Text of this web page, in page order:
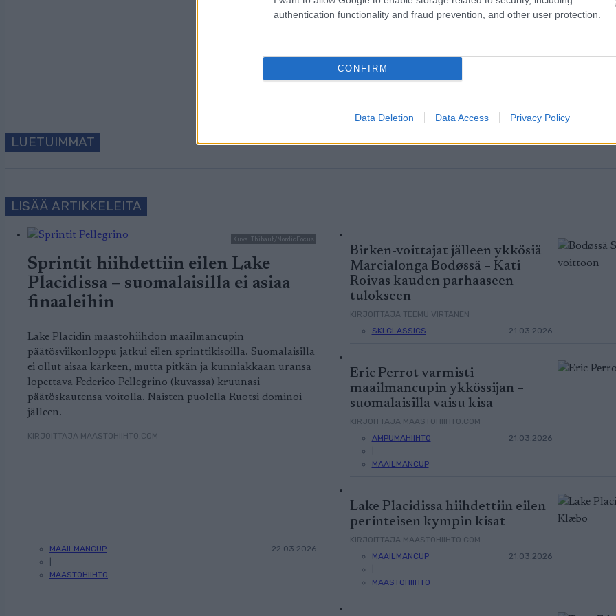
authentication functionality and fraud prevention, and other user protection.
CONFIRM
Data Deletion Data Access Privacy Policy
LUETUIMMAT
LISÄÄ ARTIKKELEITA
Kuva: Thibaut/NordicFocus
Sprintit hiihdettiin eilen Lake
Placidissa – suomalaisilla ei asiaa
finaaleihin
Lake Placidin maastohiihdon maailmancupin
päätösviikonloppu jatkui eilen sprinttikisoilla. Suomalaisilla
ei ollut aisaa kärkeen, mutta pitkän ja kunniakkaan uransa
lopettava Federico Pellegrino (kuvassa) kruunasi
päätöskautensa voitolla. Naisten puolella Ruotsi dominoi
jälleen.
KIRJOITTAJA MAASTOHIIHTO.COM
MAAILMANCUP
MAASTOHIIHTO
22.03.2026
Birken-voittajat jälleen ykkösiä
Marcialonga Bodøssä – Kati
Roivas kauden parhaaseen
tulokseen
KIRJOITTAJA TEEMU VIRTANEN
SKI CLASSICS
21.03.2026
Eric Perrot varmisti
maailmancupin ykkössijan –
suomalaisilla vaisu kisa
KIRJOITTAJA MAASTOHIIHTO.COM
AMPUMAHIIHTO
MAAILMANCUP
21.03.2026
Lake Placidissa hiihdettiin eilen
perinteisen kympin kisat
KIRJOITTAJA MAASTOHIIHTO.COM
MAAILMANCUP
MAASTOHIIHTO
21.03.2026